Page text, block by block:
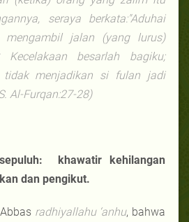
seraya berkata:"Aduhai
jalan (yang lurus)
besarlah bagiku;
menjadikan si fulan jadi
Al-Furqan:27-28)
khawatir kehilangan
dan pengikut.
radhiyallahu ‘anhu, bahwa